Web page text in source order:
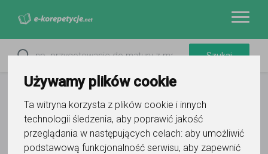
Używamy plików cookie
Ta witryna korzysta z plików cookie i innych
technologii śledzenia, aby poprawić jakość
przeglądania w następujących celach: aby umożliwić
podstawową funkcjonalność serwisu, aby zapewnić